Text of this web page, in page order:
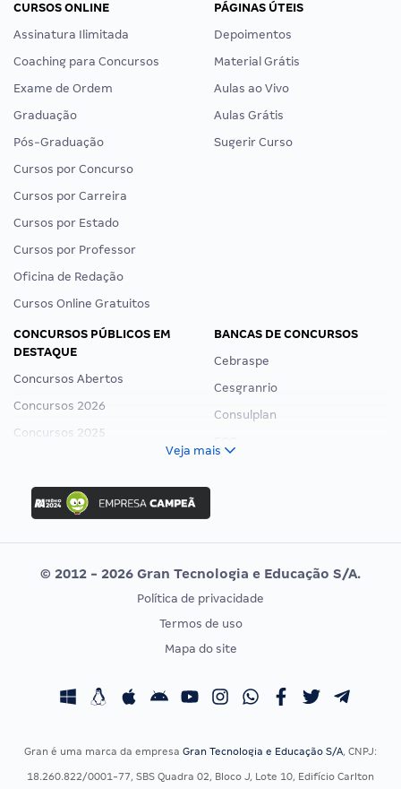
CURSOS ONLINE
Assinatura Ilimitada
Coaching para Concursos
Exame de Ordem
Graduação
Pós-Graduação
Cursos por Concurso
Cursos por Carreira
Cursos por Estado
Cursos por Professor
Oficina de Redação
Cursos Online Gratuitos
PÁGINAS ÚTEIS
Depoimentos
Material Grátis
Aulas ao Vivo
Aulas Grátis
Sugerir Curso
CONCURSOS PÚBLICOS EM
DESTAQUE
Concursos Abertos
Concursos 2026
Concursos 2025
Concurso Ibama
Concurso MPU
Editais publicados
BANCAS DE CONCURSOS
Cebraspe
Cesgranrio
Consulplan
Vunesp
CONCURSOS POR PROFISSÃO
Concursos Fiscais
EXAME DE ORDEM
Calendário OAB
Veja mais
© 2012 - 2026 Gran Tecnologia e Educação S/A.
Política de privacidade
Termos de uso
Mapa do site
Gran é uma marca da empresa Gran Tecnologia e Educação S/A, CNPJ:
18.260.822/0001-77, SBS Quadra 02, Bloco J, Lote 10, Edifício Carlton